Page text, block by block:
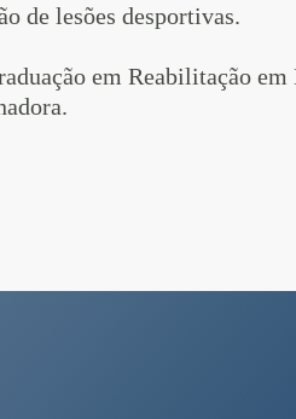
de lesões desportivas.
em Reabilitação